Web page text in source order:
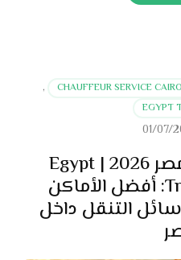
CHAUFFEUR SERVICE CAIRO
,
EGYPT
01/07/
دليل السفر إلى مصر 2026 | Egypt
Travel Guide 2026: أفضل الأماكن
التنقل داخل